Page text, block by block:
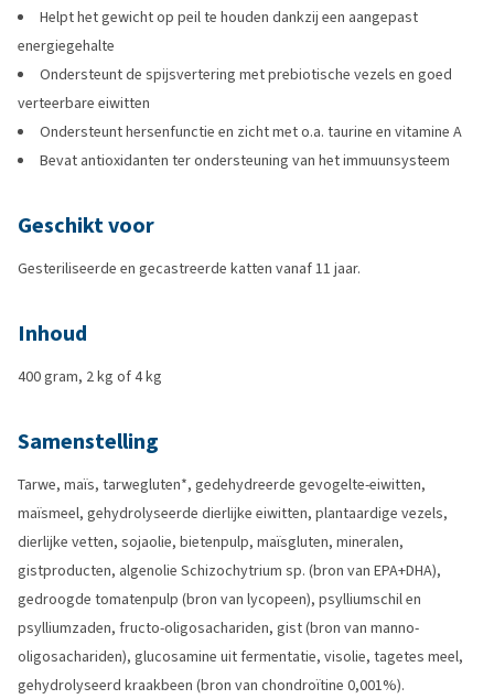
Helpt het gewicht op peil te houden dankzij een aangepast
energiegehalte
Ondersteunt de spijsvertering met prebiotische vezels en goed
verteerbare eiwitten
Ondersteunt hersenfunctie en zicht met o.a. taurine en vitamine A
Bevat antioxidanten ter ondersteuning van het immuunsysteem
Geschikt voor
Gesteriliseerde en gecastreerde katten vanaf 11 jaar.
Inhoud
400 gram, 2 kg of 4 kg
Samenstelling
Tarwe, maïs, tarwegluten*, gedehydreerde gevogelte-eiwitten,
maïsmeel, gehydrolyseerde dierlijke eiwitten, plantaardige vezels,
dierlijke vetten, sojaolie, bietenpulp, maïsgluten, mineralen,
gistproducten, algenolie Schizochytrium sp. (bron van EPA+DHA),
gedroogde tomatenpulp (bron van lycopeen), psylliumschil en
psylliumzaden, fructo-oligosachariden, gist (bron van manno-
oligosachariden), glucosamine uit fermentatie, visolie, tagetes meel,
gehydrolyseerd kraakbeen (bron van chondroïtine 0,001%).